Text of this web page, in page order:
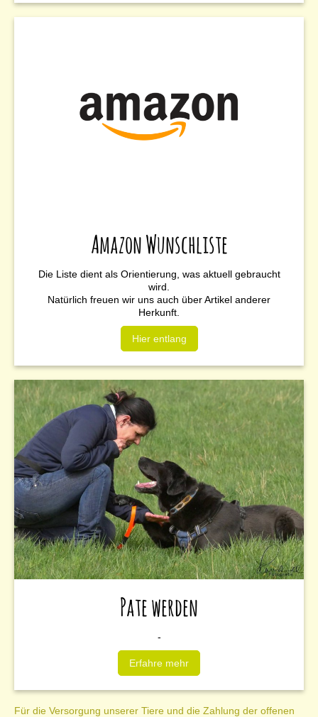
Amazon Wunschliste
Die Liste dient als Orientierung, was aktuell gebraucht
wird.
Natürlich freuen wir uns auch über Artikel anderer
Herkunft.
Hier entlang
Pate werden
-
Erfahre mehr
Für die Versorgung unserer Tiere und die Zahlung der offenen